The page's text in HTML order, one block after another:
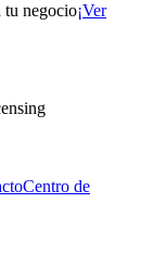
tu negocio¡Ver
Centro de